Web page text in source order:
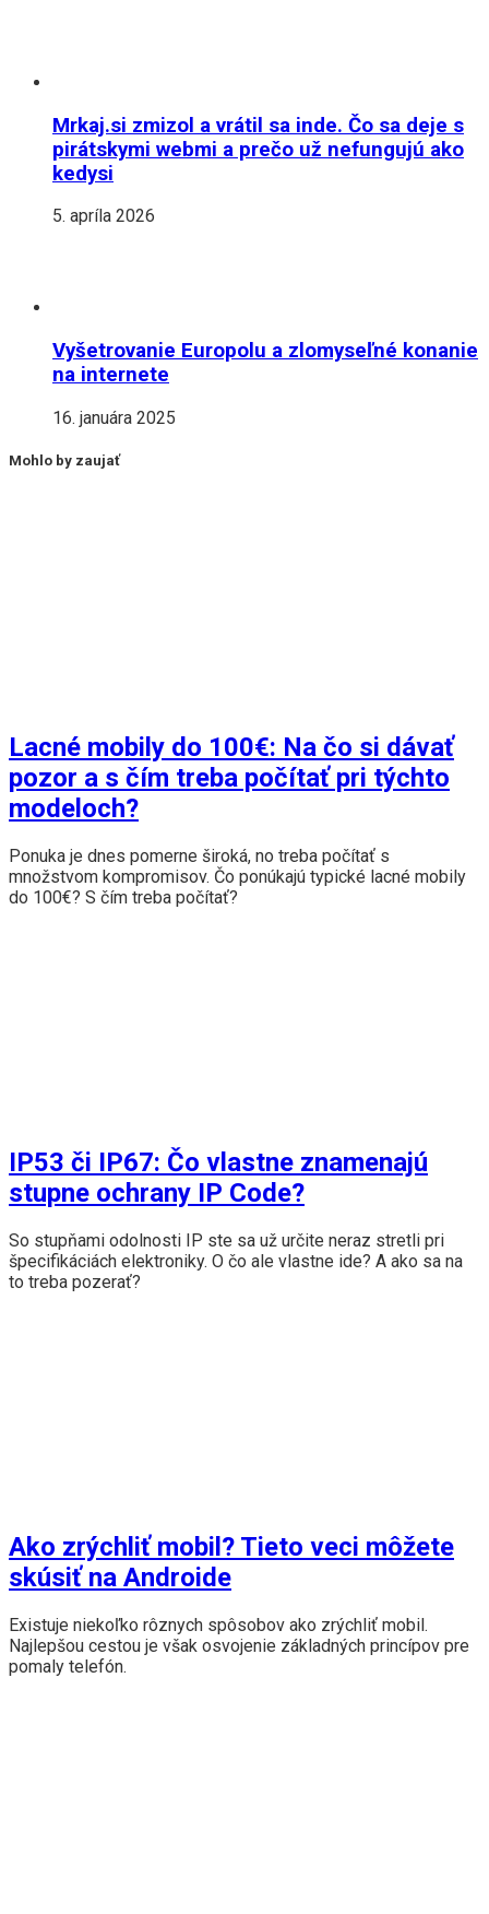
Mrkaj.si zmizol a vrátil sa inde. Čo sa deje s
pirátskymi webmi a prečo už nefungujú ako
kedysi
5. apríla 2026
Vyšetrovanie Europolu a zlomyseľné konanie
na internete
16. januára 2025
Mohlo by zaujať
Lacné mobily do 100€: Na čo si dávať
pozor a s čím treba počítať pri týchto
modeloch?
Ponuka je dnes pomerne široká, no treba počítať s
množstvom kompromisov. Čo ponúkajú typické lacné mobily
do 100€? S čím treba počítať?
IP53 či IP67: Čo vlastne znamenajú
stupne ochrany IP Code?
So stupňami odolnosti IP ste sa už určite neraz stretli pri
špecifikáciách elektroniky. O čo ale vlastne ide? A ako sa na
to treba pozerať?
Ako zrýchliť mobil? Tieto veci môžete
skúsiť na Androide
Existuje niekoľko rôznych spôsobov ako zrýchliť mobil.
Najlepšou cestou je však osvojenie základných princípov pre
pomaly telefón.